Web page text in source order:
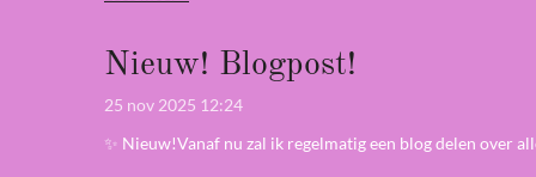
Nieuw! Blogpost!
25 nov 2025 12:24
✨ Nieuw!Vanaf nu zal ik regelmatig een blog delen over